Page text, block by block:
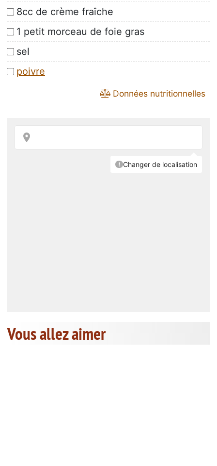
8cc de crème fraîche
1 petit morceau de foie gras
sel
poivre
Données nutritionnelles
Vous allez aimer